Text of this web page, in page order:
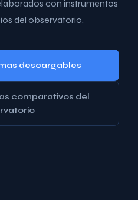
con instrumentos
del observatorio.
descargables
comparativos del